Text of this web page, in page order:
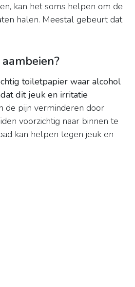
kan het soms helpen om de
halen. Meestal gebeurt dat
toiletpapier waar alcohol
dit jeuk en irritatie
de pijn verminderen door
voorzichtig naar binnen te
kan helpen tegen jeuk en